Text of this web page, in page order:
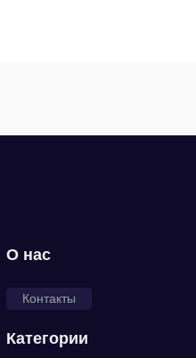
О нас
Контакты
Категории